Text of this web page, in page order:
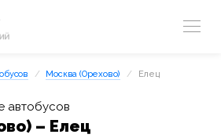
Москва (Орехово) Елец
автобусов
– Елец